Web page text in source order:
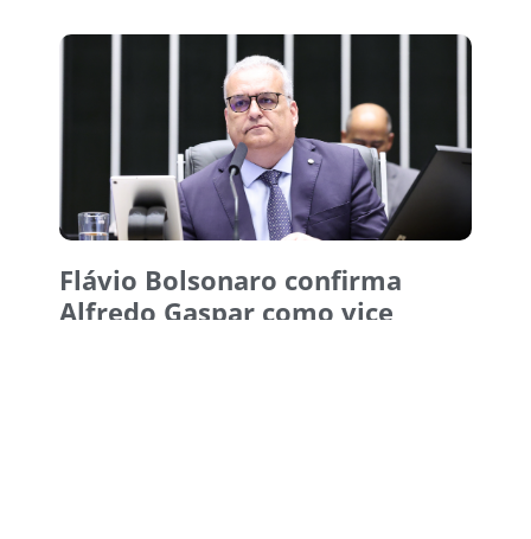
Flávio Bolsonaro confirma
Alfredo Gaspar como vice